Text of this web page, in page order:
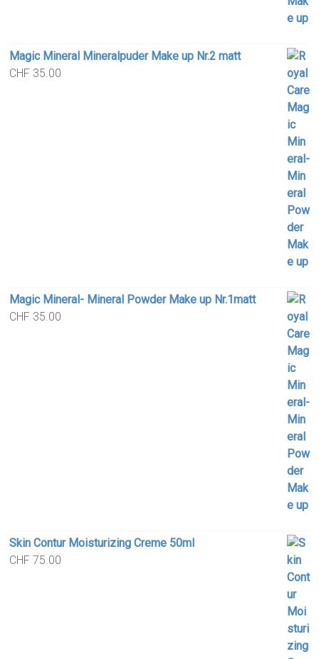
Magic Mineral Mineralpuder Make up Nr.2 matt
CHF 35.00
Magic Mineral- Mineral Powder Make up Nr.1matt
CHF 35.00
Skin Contur Moisturizing Creme 50ml
CHF 75.00